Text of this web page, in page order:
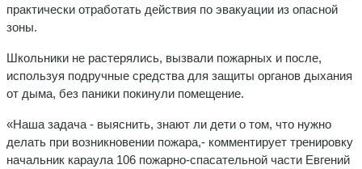
практически отработать действия по эвакуации из опасной
зоны.
Школьники не растерялись, вызвали пожарных и после,
используя подручные средства для защиты органов дыхания
от дыма, без паники покинули помещение.
«Наша задача - выяснить, знают ли дети о том, что нужно
делать при возникновении пожара,- комментирует тренировку
начальник караула 106 пожарно-спасательной части Евгений